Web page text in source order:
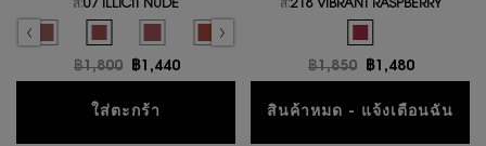
สี:07 ILLICIT NUDE
Select a colour
for ลิปสติก YSL LOVENUDE LIP BLUSHER
3AM ESPRESSO color for ลิปสติก YSL LOVENUDE LIP BLUSHER, 1 of 10
08 MAUVE-HAZE color for ลิปสติก YSL LOVENUDE LIP BLUSHER, 2 of 10
07 ILLICIT NUDE color for ลิปสติก YSL LOVENUDE LIP BLUSHER, 3
06 NAUGHTY PINK color for ลิปสติก YSL LOVENUDE LIP
Selected
05 APPLE SIN color for ลิปสติก YSL LOVENUDE
ราคาเก่า
฿1,800 ราคาใหม่
฿1,440
ใส่ตะกร้า ลิปสติก YSL LOVENUDE LIP BLUSHER
สี:218 VIBRANT RASPBERRY
ราคาเก่า
฿1,850 ราคาใหม่
฿1,480
สินค้าหมด - แจ้งเตือนฉัน